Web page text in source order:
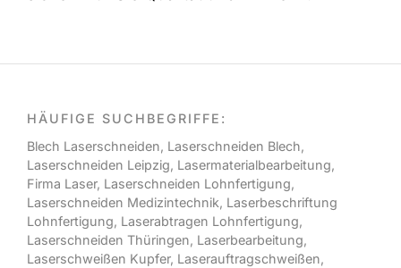
HÄUFIGE SUCHBEGRIFFE:
Blech Laserschneiden, Laserschneiden Blech,
Laserschneiden Leipzig, Lasermaterialbearbeitung,
Firma Laser, Laserschneiden Lohnfertigung,
Laserschneiden Medizintechnik, Laserbeschriftung
Lohnfertigung, Laserabtragen Lohnfertigung,
Laserschneiden Thüringen, Laserbearbeitung,
Laserschweißen Kupfer, Laserauftragschweißen,